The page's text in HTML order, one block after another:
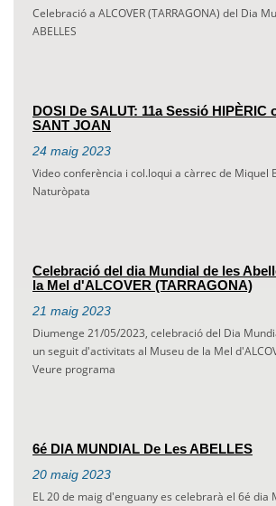
Celebració a ALCOVER (TARRAGONA) del Dia
ABELLES
DOSI De SALUT: 11a Sessió HIPÈRIC
SANT JOAN
24 maig 2023
Video conferència i col.loqui a càrrec de Miquel
Naturòpata
Celebració del dia Mundial de les
la Mel d'ALCOVER (TARRAGONA)
21 maig 2023
Diumenge 21/05/2023, celebració del Dia
un seguit d'activitats al Museu de la Mel
Veure programa
6é DIA MUNDIAL De Les ABELLES
20 maig 2023
EL 20 de maig d'enguany es celebrarà el 6é dia